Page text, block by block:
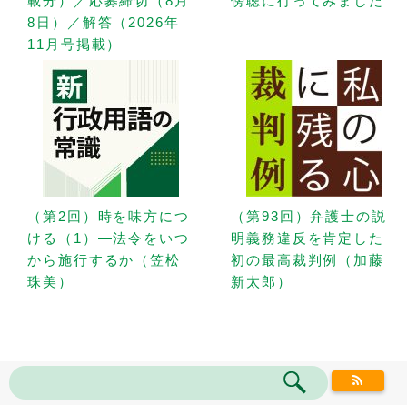
8日）／解答（2026年
11月号掲載）
（第2回）時を味方につ
ける（1）—法令をいつ
から施行するか（笠松
珠美）
（第93回）弁護士の説
明義務違反を肯定した
初の最高裁判例（加藤
新太郎）